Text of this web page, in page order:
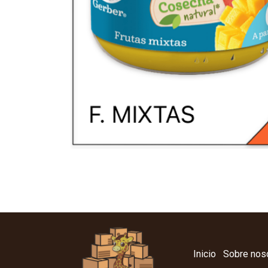
Inicio Sobre